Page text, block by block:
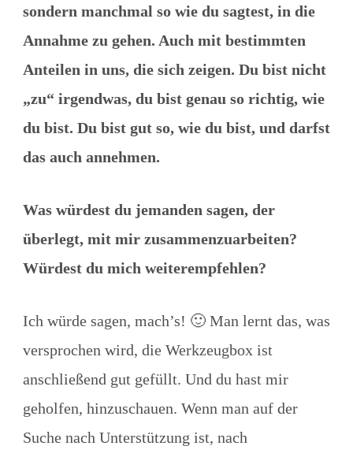
sondern manchmal so wie du sagtest, in die
Annahme zu gehen. Auch mit bestimmten
Anteilen in uns, die sich zeigen. Du bist nicht
„zu“ irgendwas, du bist genau so richtig, wie
du bist. Du bist gut so, wie du bist, und darfst
das auch annehmen.
Was würdest du jemanden sagen, der
überlegt, mit mir zusammenzuarbeiten?
Würdest du mich weiterempfehlen?
Ich würde sagen, mach’s! 🙂 Man lernt das, was
versprochen wird, die Werkzeugbox ist
anschließend gut gefüllt. Und du hast mir
geholfen, hinzuschauen. Wenn man auf der
Suche nach Unterstützung ist, nach